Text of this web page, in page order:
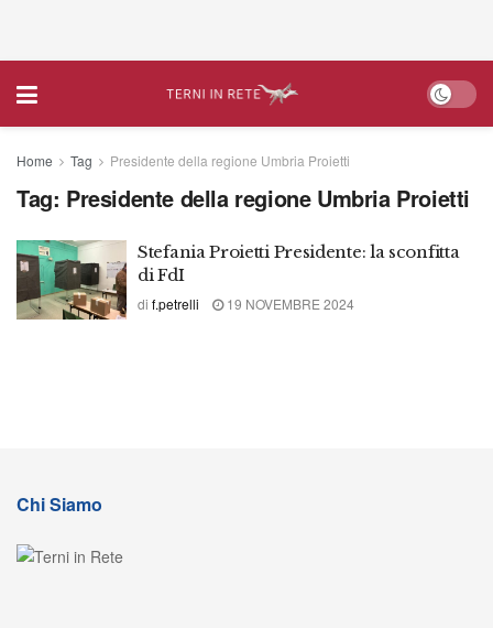
Home Tag Presidente della regione Umbria Proietti
Tag: Presidente della regione Umbria Proietti
Stefania Proietti Presidente: la sconfitta
di FdI
di f.petrelli 19 NOVEMBRE 2024
Chi Siamo